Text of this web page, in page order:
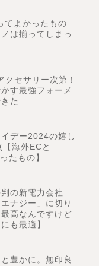
てよかったもの
ノは揃ってしまっ
セサリー次第！
す最強フォーメ
た
デー2024の嬉し
海外ECと
たもの】
の新電力会社
エナジー」に切り
高なんですけど
も最適】
豊かに。無印良